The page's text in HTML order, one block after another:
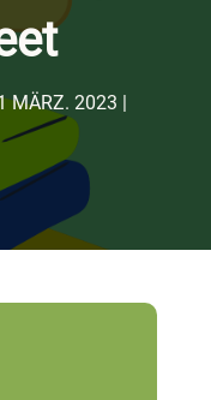
MÄRZ. 2023